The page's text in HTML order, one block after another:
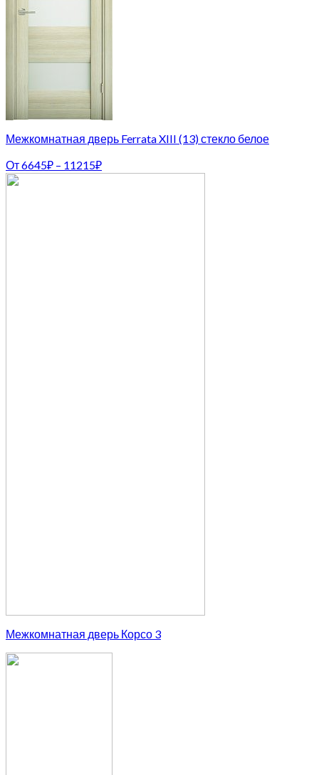
Межкомнатная дверь Ferrata XIII (13) стекло белое
От6645₽ – 11215₽
Межкомнатная дверь Корсо 3